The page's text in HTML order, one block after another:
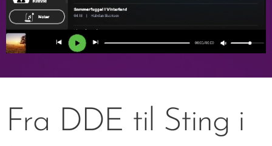
Fra DDE til Sting i